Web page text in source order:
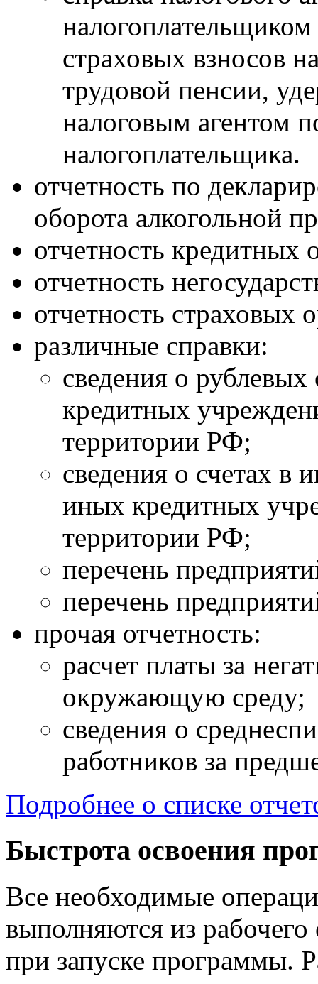
страховых взносов
трудовой пенсии,
налоговым агентом
налогоплательщика.
отчетность по
оборота алкогольной
отчетность кредитных
отчетность
отчетность страховых
различные справки:
сведения о
кредитных
территории РФ;
сведения о счетах в
иных кредитных
территории РФ;
перечень
перечень
прочая отчетность:
расчет платы за
окружающую среду;
сведения о
работников за
Подробнее о списке
Быстрота освоения
Все необходимые
выполняются из рабочего
при запуске программы.